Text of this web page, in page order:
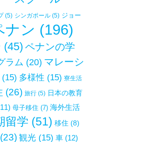
(5) シンガポール (5) ジョー
ナン (196)
(45) ペナンの学
ラム (20) マレーシ
(15) 多様性 (15) 寮生活
(26) 旅行 (5) 日本の教育
母子移住 (7) 海外生活
留学 (51) 移住 (8)
(23) 観光 (15) 車 (12)